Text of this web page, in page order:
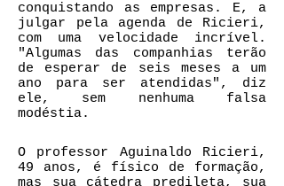
conquistando as empresas. E, a
julgar pela agenda de Ricieri,
com uma velocidade incrível.
"Algumas das companhias terão
de esperar de seis meses a um
ano para ser atendidas", diz
ele, sem nenhuma falsa
modéstia.
O professor Aguinaldo Ricieri,
49 anos, é físico de formação,
mas sua cátedra predileta, sua